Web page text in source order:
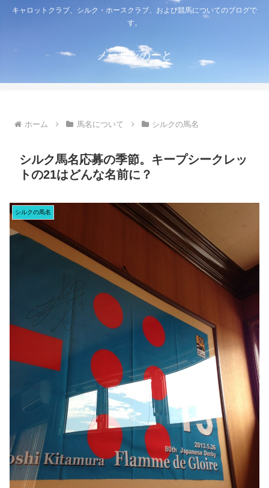
キャロットクラブ、シルク・ホースクラブ、および競馬についてのブログで
す。
ノーザンのーと
ホーム 馬名について シルクの馬名
シルク馬名応募の季節。キープシークレッ
トの21はどんな名前に？
シルクの馬名